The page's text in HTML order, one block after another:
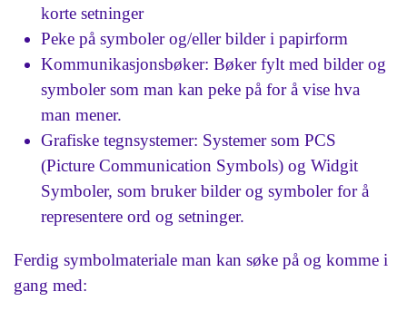
korte setninger
Peke på symboler og/eller bilder i papirform
Kommunikasjonsbøker: Bøker fylt med bilder og
symboler som man kan peke på for å vise hva
man mener.
Grafiske tegnsystemer: Systemer som PCS
(Picture Communication Symbols) og Widgit
Symboler, som bruker bilder og symboler for å
representere ord og setninger.
Ferdig symbolmateriale man kan søke på og komme i
gang med: